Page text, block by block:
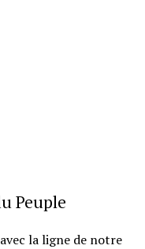
Peuple
la ligne de notre